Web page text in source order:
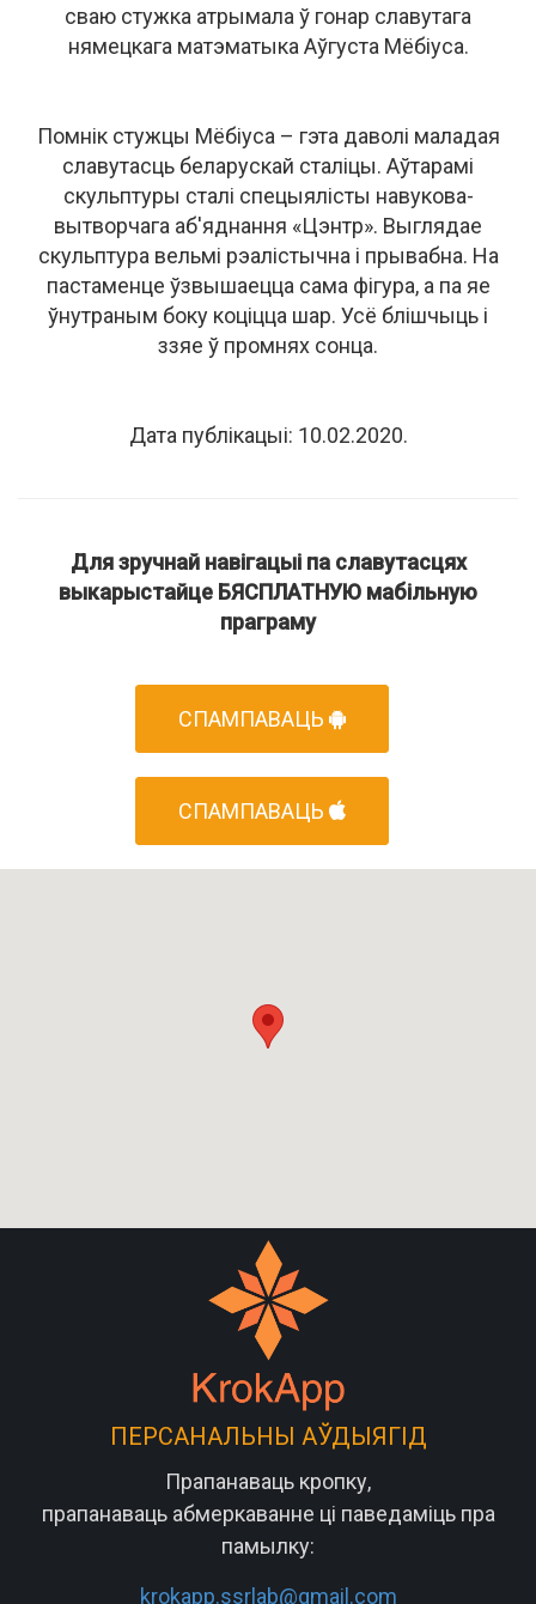
сваю стужка атрымала ў гонар славутага
нямецкага матэматыка Аўгуста Мёбіуса.
Помнік стужцы Мёбіуса – гэта даволі маладая
славутасць беларускай сталіцы. Аўтарамі
скульптуры сталі спецыялісты навукова-
вытворчага аб'яднання «Цэнтр». Выглядае
скульптура вельмі рэалістычна і прывабна. На
пастаменце ўзвышаецца сама фігура, а па яе
ўнутраным боку коціцца шар. Усё блішчыць і
ззяе ў промнях сонца.
Дата публікацыі: 10.02.2020.
Для зручнай навігацыі па славутасцях
выкарыстайце БЯСПЛАТНУЮ мабільную
праграму
СПАМПАВАЦЬ
СПАМПАВАЦЬ
ПЕРСАНАЛЬНЫ АЎДЫЯГІД
Прапанаваць кропку,
прапанаваць абмеркаванне ці паведаміць пра
памылку:
krokapp.ssrlab@gmail.com